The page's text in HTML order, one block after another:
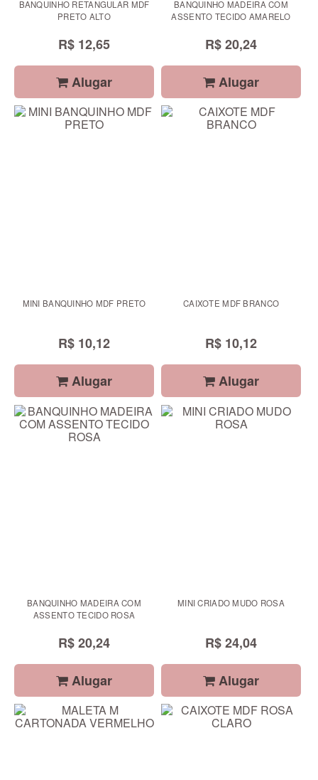
BANQUINHO RETANGULAR MDF
PRETO ALTO
R$ 12,65
Alugar
BANQUINHO MADEIRA COM
ASSENTO TECIDO AMARELO
R$ 20,24
Alugar
MINI BANQUINHO MDF PRETO
R$ 10,12
Alugar
CAIXOTE MDF BRANCO
R$ 10,12
Alugar
BANQUINHO MADEIRA COM
ASSENTO TECIDO ROSA
R$ 20,24
Alugar
MINI CRIADO MUDO ROSA
R$ 24,04
Alugar